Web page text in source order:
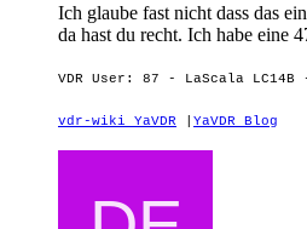
Ich glaube fast nicht dass das
da hast du recht. Ich habe eine
VDR User: 87 - LaScala
vdr-wiki YaVDR YaVDR Blog